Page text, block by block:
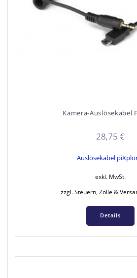
Kamera-Auslösekabel
28,75 €
Auslösekabel
exkl. MwSt.
zzgl. Steuern, Zölle &
Details